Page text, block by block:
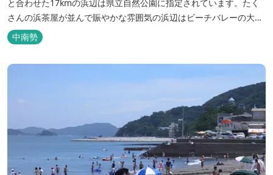
と合わせた17kmの浜辺は県立自然公園に指定されています。たく
さんの浜茶屋が並んで賑やかな雰囲気の浜辺はビーチバレーの大会
も行なわれ、アクティブな夏を過ごすには絶好のポイントです。 夏
場の海水浴以外に、4月頃から浜開きが行われ潮干狩りシーズンが
スタートします。潮干狩りは8月下旬ごろまで楽しむことができま
中南勢